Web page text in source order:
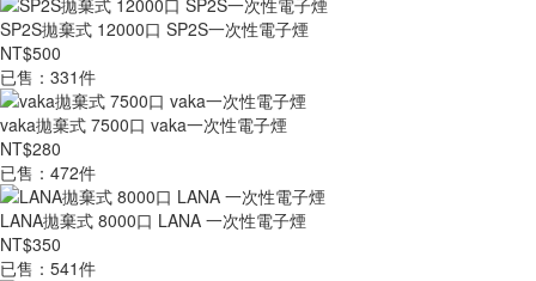
SP2S拋棄式 12000口 SP2S一次性電子煙
NT$500
已售：331件
vaka拋棄式 7500口 vaka一次性電子煙
NT$280
已售：472件
LANA拋棄式 8000口 LANA 一次性電子煙
NT$350
已售：541件